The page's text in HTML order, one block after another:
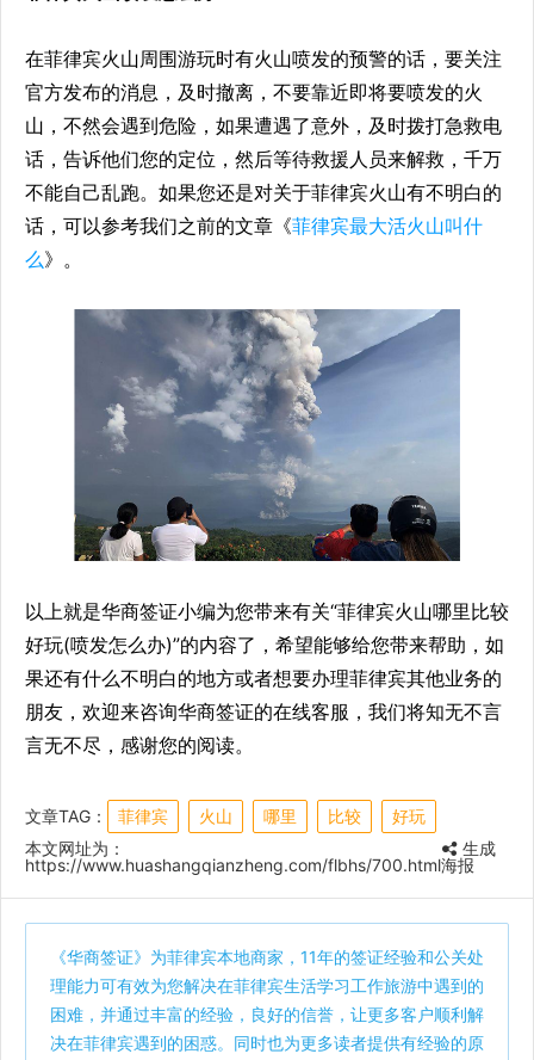
在菲律宾火山周围游玩时有火山喷发的预警的话，要关注
官方发布的消息，及时撤离，不要靠近即将要喷发的火
山，不然会遇到危险，如果遭遇了意外，及时拨打急救电
话，告诉他们您的定位，然后等待救援人员来解救，千万
不能自己乱跑。如果您还是对关于菲律宾火山有不明白的
话，可以参考我们之前的文章《菲律宾最大活火山叫什
么》。
以上就是华商签证小编为您带来有关“菲律宾火山哪里比较
好玩(喷发怎么办)”的内容了，希望能够给您带来帮助，如
果还有什么不明白的地方或者想要办理菲律宾其他业务的
朋友，欢迎来咨询华商签证的在线客服，我们将知无不言
言无不尽，感谢您的阅读。
文章TAG： 菲律宾 火山 哪里 比较
好玩
本文网址为：
https://www.huashangqianzheng.com/flbhs/700.html
生成
海报
《华商签证》为菲律宾本地商家，11年的签证经验和公关处
理能力可有效为您解决在菲律宾生活学习工作旅游中遇到的
困难，并通过丰富的经验，良好的信誉，让更多客户顺利解
决在菲律宾遇到的困惑。同时也为更多读者提供有经验的原